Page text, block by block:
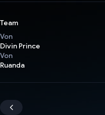
Team
Von
Divin Prince
Von
Ruanda